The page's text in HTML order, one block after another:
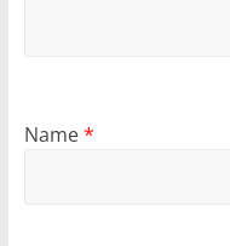
Name*